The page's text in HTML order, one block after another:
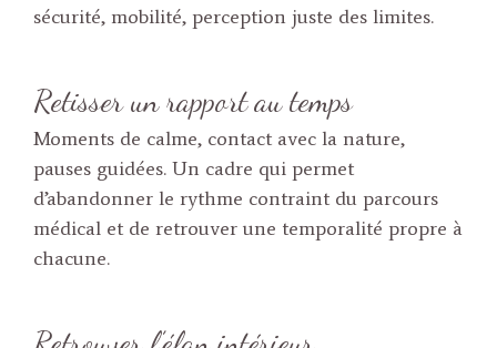
sécurité, mobilité, perception juste des limites.
Retisser un rapport au temps
Moments de calme, contact avec la nature,
pauses guidées. Un cadre qui permet
d’abandonner le rythme contraint du parcours
médical et de retrouver une temporalité propre à
chacune.